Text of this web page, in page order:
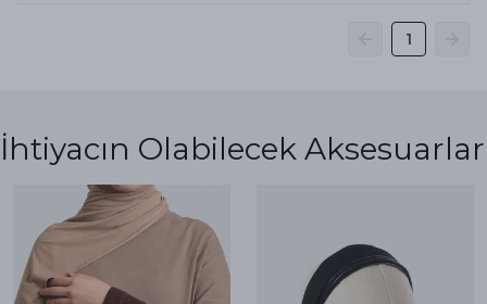
1
İhtiyacın Olabilecek Aksesuarlar